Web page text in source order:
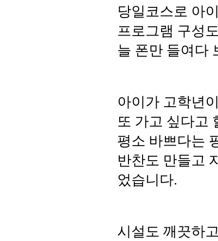
당일코스로 아
프로그램 구성
늘 폰만 들여다
아이가 고학년
또 가고 싶다고
평소 바쁘다는
반찬도 만들고
었습니다.
시설도 깨끗하